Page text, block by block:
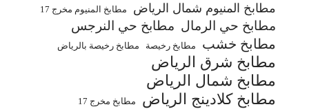
مطابخ المنيوم شمال الرياض مطابخ المنيوم مخرج 17
مطابخ حي الرمال مطابخ حي النرجس
مطابخ خشب مطابخ رخيصة مطابخ رخيصة بالرياض
مطابخ شرق الرياض
مطابخ شمال الرياض
مطابخ كلادينج الرياض
مطابخ مخرج 17